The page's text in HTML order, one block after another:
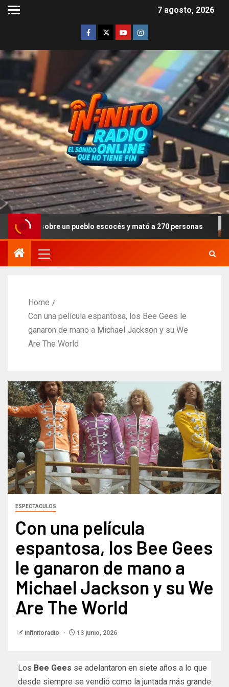
7 agosto, 2026
pueblo escocés y mató a 270 personas Deepfakes
Home
Con una película espantosa, los Bee Gees le
ganaron de mano a Michael Jackson y su We
Are The World
ESPECTACULOS
Con una película
espantosa, los Bee Gees
le ganaron de mano a
Michael Jackson y su We
Are The World
infinitoradio 13 junio, 2026
Los Bee Gees se adelantaron en siete años a lo que
desde siempre se vendió como la juntada más grande